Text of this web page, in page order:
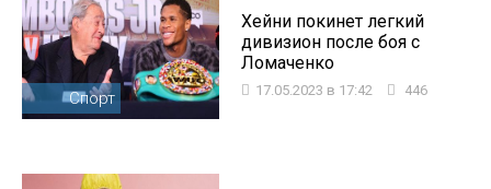
Спорт
Хейни покинет легкий
дивизион после боя с
Ломаченко
17.05.2023 в 17:42 446